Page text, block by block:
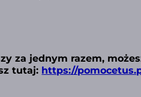
za jednym razem,
tutaj: https://